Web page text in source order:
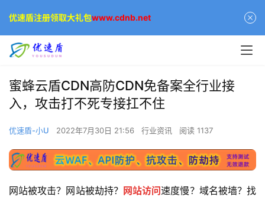
蜜蜂云盾CDN高防CDN免备案全行业接
入，攻击打不死专接扛不住
优速盾-小U 2022年7月30日 21:56 行业资讯 阅读 1137
网站被攻击？网站被劫持？ 网站访问速度慢？域名被墙？找
优速盾注册领取大礼包www.cdnb.net